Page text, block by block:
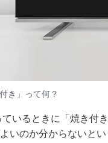
き」って何？
いるときに「焼き付
いのか分からないと